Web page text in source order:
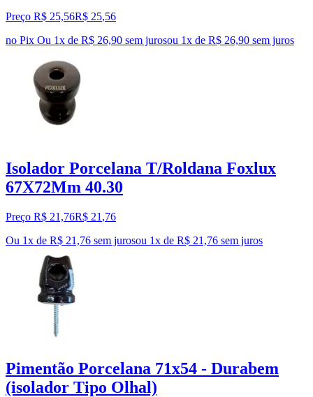
Preço R$ 25,56R$ 25,56
no Pix Ou 1x de R$ 26,90 sem jurosou 1x de R$ 26,90 sem juros
Isolador Porcelana T/Roldana Foxlux
67X72Mm 40.30
Preço R$ 21,76R$ 21 ,76
Ou 1x de R$ 21,76 sem jurosou 1x de R$ 21,76 sem juros
Pimentão Porcelana 71x54 - Durabem
(isolador Tipo Olhal)